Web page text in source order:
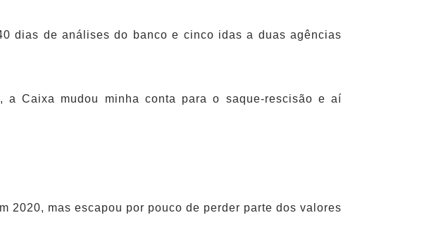
dias de análises do banco e cinco idas a duas agências
Caixa mudou minha conta para o saque-rescisão e aí
mas escapou por pouco de perder parte dos valores